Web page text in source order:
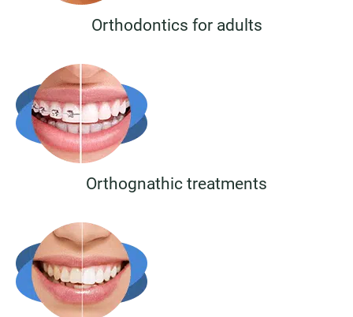
Orthodontics for adults
Orthognathic treatments